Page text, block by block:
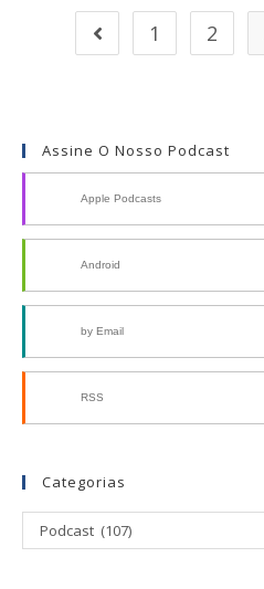
1 2
Assine O Nosso Podcast
Apple Podcasts
Android
by Email
RSS
Categorias
Podcast (107)